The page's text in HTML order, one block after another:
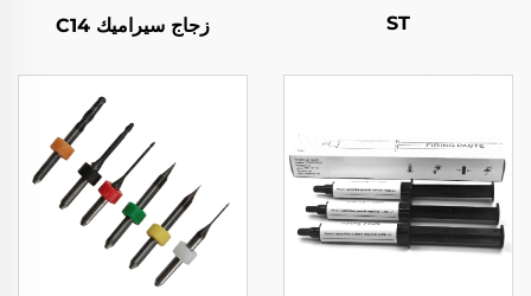
ST زجاج سيراميك C14